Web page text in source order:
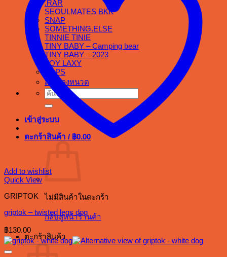
.RAR
SEOULMATES BKK
SNAP
SOMETHING.ELSE
TINNIE TINIE
TINY BABY – Camping bear
TINY BABY – 2023
TOY LAXY
TOPS
สเต็กลุงหนวด
ค้นหา:
เข้าสู่ระบบ
ตะกร้าสินค้า / ฿0.00
ไม่มีสินค้าในตะกร้า
กลับสู่หน้าร้านค้า
ตะกร้าสินค้า
Add to wishlist
Quick View
GRIPTOK
griptok – twisted legs dog
฿130.00